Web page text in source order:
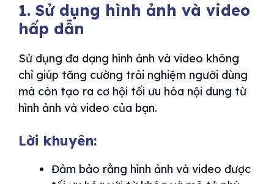
1. Sử dụng hình ảnh và video
hấp dẫn
Sử dụng đa dạng hình ảnh và video không
chỉ giúp tăng cường trải nghiệm người dùng
mà còn tạo ra cơ hội tối ưu hóa nội dung từ
hình ảnh và video của bạn.
Lời khuyên:
Đảm bảo rằng hình ảnh và video được